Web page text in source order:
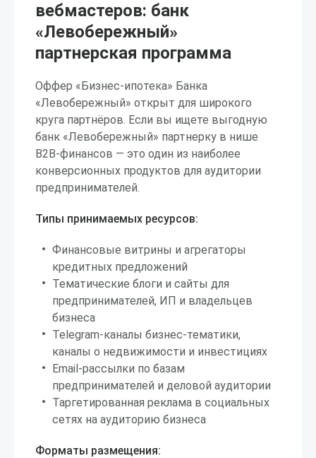
вебмастеров: банк
«Левобережный»
партнерская программа
Оффер «Бизнес-ипотека» Банка
«Левобережный» открыт для широкого
круга партнёров. Если вы ищете выгодную
банк «Левобережный» партнерку в нише
B2B-финансов — это один из наиболее
конверсионных продуктов для аудитории
предпринимателей.
Типы принимаемых ресурсов:
Финансовые витрины и агрегаторы
кредитных предложений
Тематические блоги и сайты для
предпринимателей, ИП и владельцев
бизнеса
Telegram-каналы бизнес-тематики,
каналы о недвижимости и инвестициях
Email-рассылки по базам
предпринимателей и деловой аудитории
Таргетированная реклама в социальных
сетях на аудиторию бизнеса
Форматы размещения: